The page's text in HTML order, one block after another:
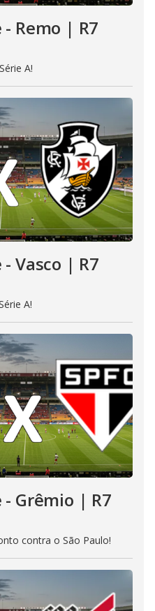
Remo | R7
A!
Vasco | R7
A!
- Grêmio | R7
contra o São Paulo!